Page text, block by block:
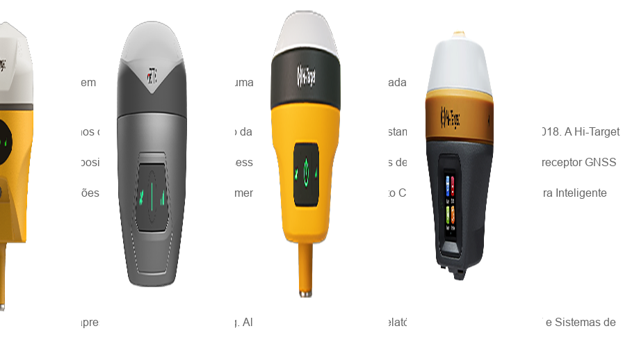
realizada em Helsinque, Finlândia, para uma cooperação mais aprofundada com institutos de alto nível.
de quatro anos que marca o fim do mandato da liderança. Ele ocorreu em Istambul de 6 a 11 de maio de 2018. A Hi-Target
em exposição e 3 apresentações na sessão técnica do congresso. Os destaques incluem o sistema receptor GNSS
de apresentações sobre o Sistema de Mapeamento Móvel para Levantamento Cadastral e USV, Uma Maneira Inteligente
para fazer apresentações no Great Meeting. Além de duas soluções nos relatórios, as aplicações de USV e Sistemas de